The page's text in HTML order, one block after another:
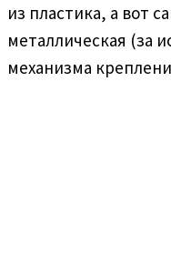
из пластика, а вот
металлическая (за
механизма